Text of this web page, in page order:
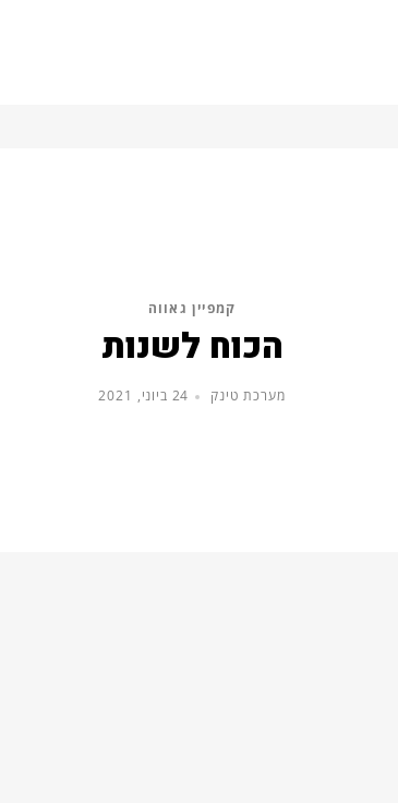
קמפיין גאווה
הכוח לשנות
מערכת טינק 24 ביוני, 2021